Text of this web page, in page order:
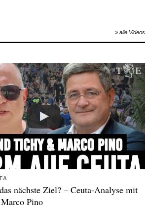
» alle Videos
nächste Ziel? – Ceuta-Analyse mit
Pino